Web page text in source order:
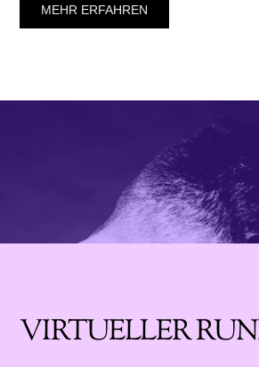
MEHR ERFAHREN
VIRTUELLER